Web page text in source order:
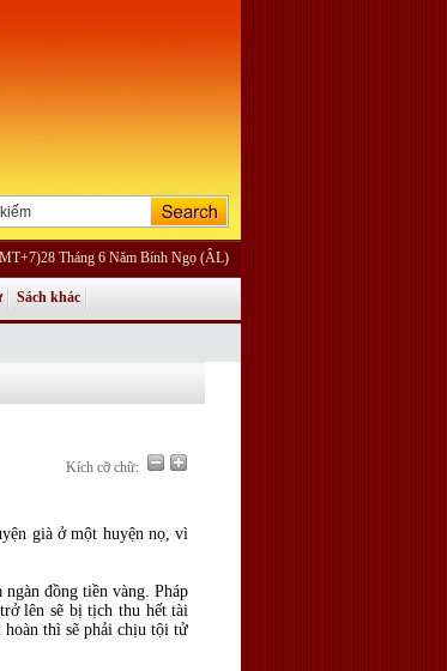
Tháng 6 Năm Bính Ngọ (ÂL)
Sách khác
Kích cỡ chữ:
già ở một huyện nọ, vì
đồng tiền vàng. Pháp
lên sẽ bị tịch thu hết tài
hoàn thì sẽ phải chịu tội tử